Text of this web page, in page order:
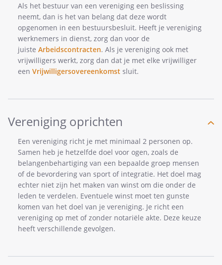
Als het bestuur van een vereniging een beslissing
neemt, dan is het van belang dat deze wordt
opgenomen in een bestuursbesluit. Heeft je vereniging
werknemers in dienst, zorg dan voor de
juiste Arbeidscontracten. Als je vereniging ook met
vrijwilligers werkt, zorg dan dat je met elke vrijwilliger
een Vrijwilligersovereenkomst sluit.
Vereniging oprichten
Een vereniging richt je met minimaal 2 personen op.
Samen heb je hetzelfde doel voor ogen, zoals de
belangenbehartiging van een bepaalde groep mensen
of de bevordering van sport of integratie. Het doel mag
echter niet zijn het maken van winst om die onder de
leden te verdelen. Eventuele winst moet ten gunste
komen van het doel van je vereniging. Je richt een
vereniging op met of zonder notariële akte. Deze keuze
heeft verschillende gevolgen.